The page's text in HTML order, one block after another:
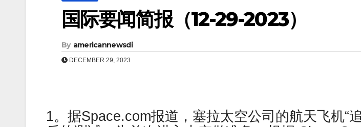
国际要闻简报（12-29-2023）
By americannewsdi
DECEMBER 29, 2023
1。据Space.com报道，塞拉太空公司的航天飞机“